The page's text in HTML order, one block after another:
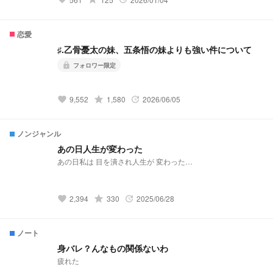
↓ ↓ https://novel.prcm.jp/novel/wm18GhLSixpJNbKeARoK
【宮侑】(角名) 「ちみけも買ったら男子高校生拾った話」 小説
になりました↓ ↓ ↓
https://novel.prcm.jp/novel/nMbYXcbwwQjoQ15Ja254 【牛
恋愛
♯.乙骨憂太の妹、五条悟の妹よりも強い件について
lock フォロワー限定
favorite 9,552 grade 1,580 update 2026/06/05
ノンジャンル
あの日人生が変わった
あの日私は 目を潰され人生が 変わった…
favorite 2,394 grade 330 update 2025/06/28
ノート
身バレ？んなもの関係ないわ
疲れた